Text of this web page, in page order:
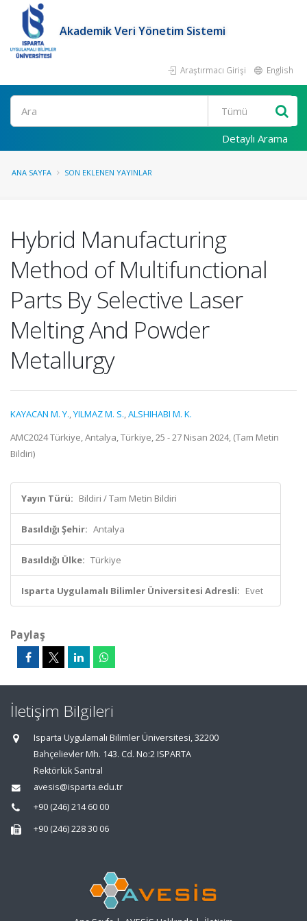
Akademik Veri Yönetim Sistemi
Araştırmacı Girişi English
Ara
Detaylı Arama
ANA SAYFA SON EKLENEN YAYINLAR
Hybrid Manufacturing
Method of Multifunctional
Parts By Selective Laser
Melting And Powder
Metallurgy
KAYACAN M. Y.,YILMAZ M. S.,ALSHIHABI M. K.
AMC2024 Türkiye, Antalya, Türkiye, 25 - 27 Nisan 2024, (Tam Metin
Bildiri)
Yayın Türü: Bildiri / Tam Metin Bildiri
Basıldığı Şehir: Antalya
Basıldığı Ülke: Türkiye
Isparta Uygulamalı Bilimler Üniversitesi Adresli: Evet
Paylaş
İletişim Bilgileri
Isparta Uygulamalı Bilimler Üniversitesi, 32200
Bahçelievler Mh. 143. Cd. No:2 ISPARTA
Rektörlük Santral
avesis@isparta.edu.tr
+90 (246) 214 60 00
+90 (246) 228 30 06